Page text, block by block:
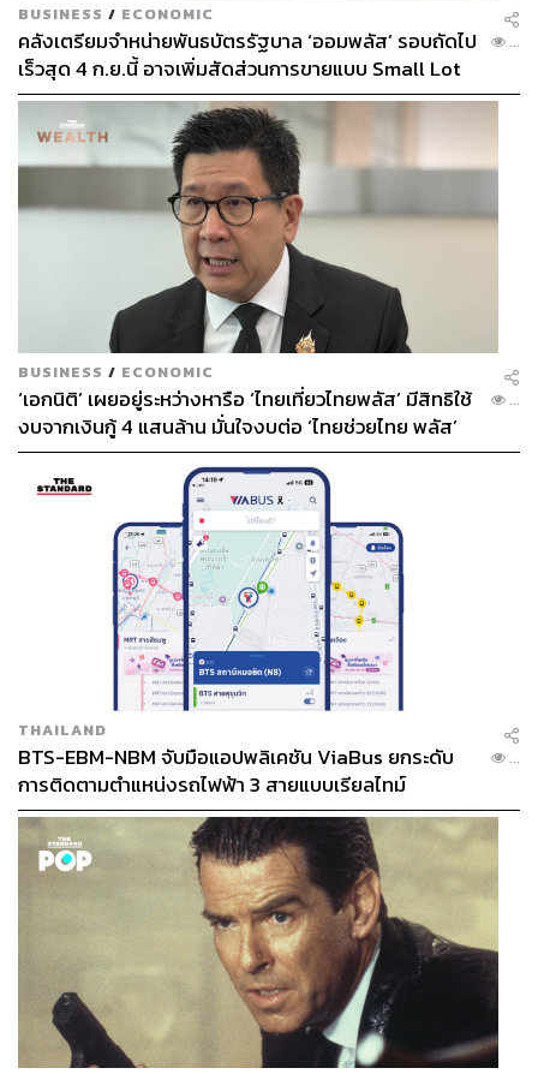
BUSINESS / ECONOMIC
คลังเตรียมจำหน่ายพันธบัตรรัฐบาล ‘ออมพลัส’ รอบถัดไป
เร็วสุด 4 ก.ย.นี้ อาจเพิ่มสัดส่วนการขายแบบ Small Lot
First มากขึ้น
...
BUSINESS / ECONOMIC
‘เอกนิติ’ เผยอยู่ระหว่างหารือ ‘ไทยเที่ยวไทยพลัส’ มีสิทธิใช้
งบจากเงินกู้ 4 แสนล้าน มั่นใจงบต่อ ‘ไทยช่วยไทย พลัส’
เฟส 2 มีเพียงพอ
...
THAILAND
BTS-EBM-NBM จับมือแอปพลิเคชัน ViaBus ยกระดับ
การติดตามตำแหน่งรถไฟฟ้า 3 สายแบบเรียลไทม์
...